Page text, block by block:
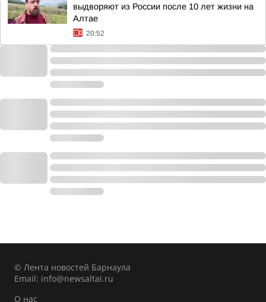
выдворяют из России после 10 лет жизни на
Алтае
20:52
© Лента новостей Барнаула
Email: info@newsaltai.ru
О нас